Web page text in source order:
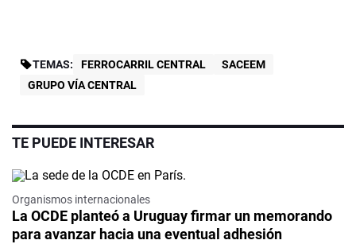
TEMAS: FERROCARRIL CENTRAL
SACEEM
GRUPO VÍA CENTRAL
TE PUEDE INTERESAR
Organismos internacionales
La OCDE planteó a Uruguay firmar un memorando
para avanzar hacia una eventual adhesión